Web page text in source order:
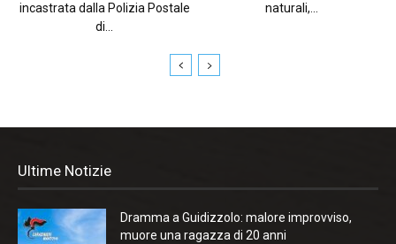
incastrata dalla Polizia Postale
di...
naturali,...
Ultime Notizie
Dramma a Guidizzolo: malore improvviso,
muore una ragazza di 20 anni